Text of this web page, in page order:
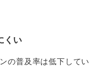
くい
の普及率は低下してい